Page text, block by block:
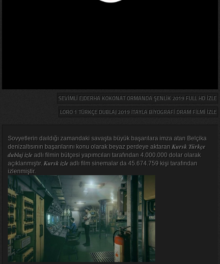
SEVIMLI EJDERHA KOKONAT ORMANDA ŞENLIK 2019 FULL HD IZLE
LORO 1 TÜRKÇE DUBLAJ 2019 İTAYLA BIYOGRAFI DRAM FILMI IZLE
Sovyetlerin daıldığı zamandaki savaşta büyük başarılara imza atan Belçika
denizaltısının başarılarını konu olarak beyaz perdeye aktaran Kursk Türkçe
dublaj izleadlı filmin bütçesi yapımcıları tarafından 4.000.000 dolar olarak
açıklanmıştır. Kursk izleadlı film sinemalar da 45.674.759 kişi tarafından
izlenmiştir.